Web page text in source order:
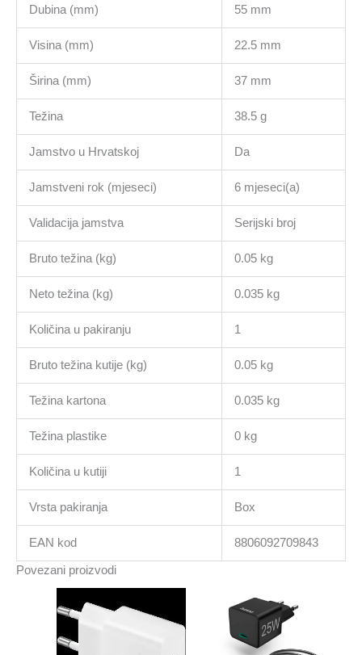
Dubina (mm) 55 mm
Visina (mm) 22.5 mm
Širina (mm) 37 mm
Težina 38.5 g
Jamstvo u Hrvatskoj Da
Jamstveni rok (mjeseci) 6 mjeseci(a)
Validacija jamstva Serijski broj
Bruto težina (kg) 0.05 kg
Neto težina (kg) 0.035 kg
Količina u pakiranju 1
Bruto težina kutije (kg) 0.05 kg
Težina kartona 0.035 kg
Težina plastike 0 kg
Količina u kutiji 1
Vrsta pakiranja Box
EAN kod 8806092709843
Povezani proizvodi